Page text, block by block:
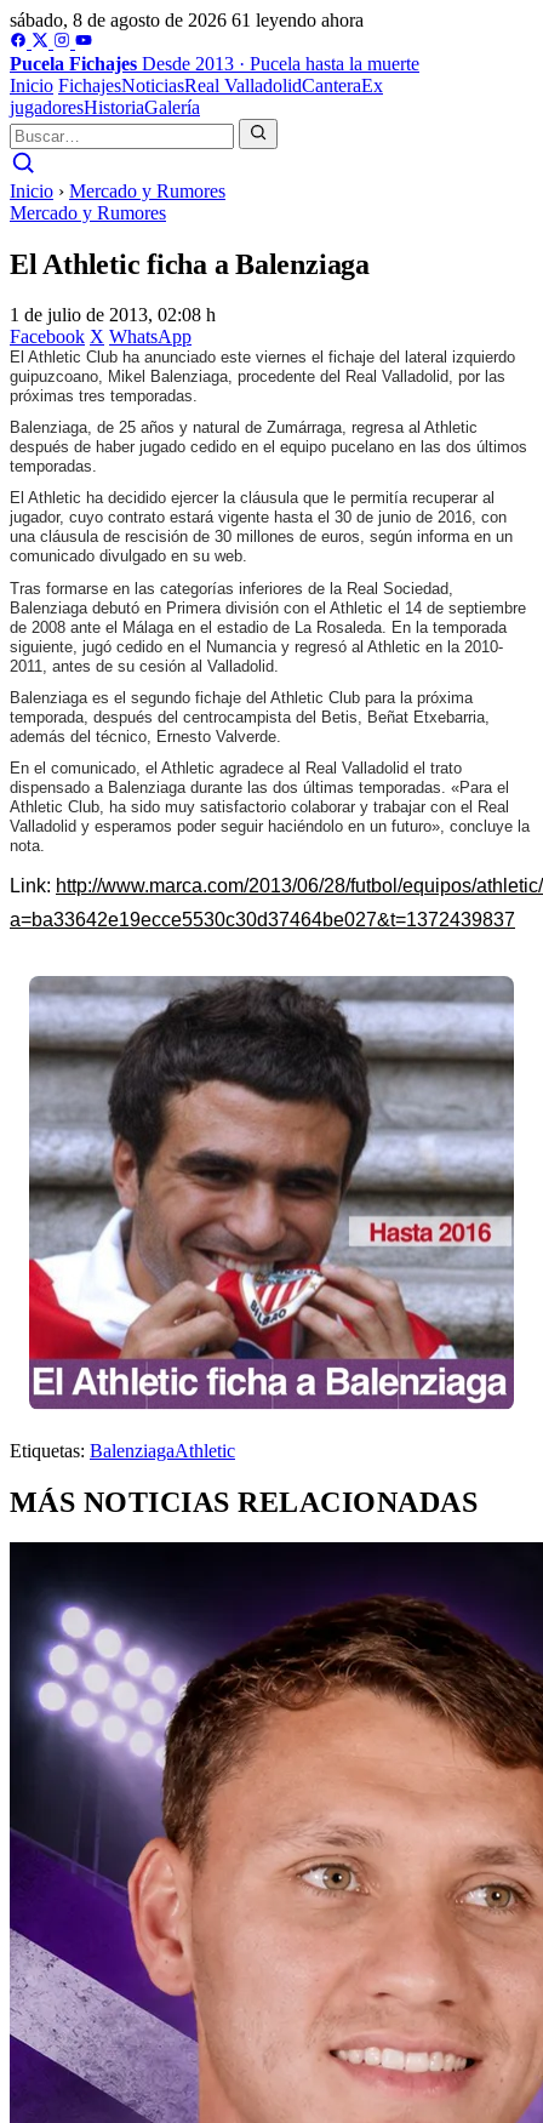
sábado, 8 de agosto de 2026 61 leyendo ahora
Pucela Fichajes Desde 2013 · Pucela hasta la muerte
Inicio FichajesNoticiasReal ValladolidCanteraEx
jugadoresHistoriaGalería
Inicio › Mercado y Rumores
Mercado y Rumores
El Athletic ficha a Balenziaga
1 de julio de 2013, 02:08 h
Facebook X WhatsApp
El Athletic Club ha anunciado este viernes el fichaje del lateral izquierdo
guipuzcoano, Mikel Balenziaga, procedente del Real Valladolid, por las
próximas tres temporadas.
Balenziaga, de 25 años y natural de Zumárraga, regresa al Athletic
después de haber jugado cedido en el equipo pucelano en las dos últimos
temporadas.
El Athletic ha decidido ejercer la cláusula que le permitía recuperar al
jugador, cuyo contrato estará vigente hasta el 30 de junio de 2016, con
una cláusula de rescisión de 30 millones de euros, según informa en un
comunicado divulgado en su web.
Tras formarse en las categorías inferiores de la Real Sociedad,
Balenziaga debutó en Primera división con el Athletic el 14 de septiembre
de 2008 ante el Málaga en el estadio de La Rosaleda. En la temporada
siguiente, jugó cedido en el Numancia y regresó al Athletic en la 2010-
2011, antes de su cesión al Valladolid.
Balenziaga es el segundo fichaje del Athletic Club para la próxima
temporada, después del centrocampista del Betis, Beñat Etxebarria,
además del técnico, Ernesto Valverde.
En el comunicado, el Athletic agradece al Real Valladolid el trato
dispensado a Balenziaga durante las dos últimas temporadas. «Para el
Athletic Club, ha sido muy satisfactorio colaborar y trabajar con el Real
Valladolid y esperamos poder seguir haciéndolo en un futuro», concluye la
nota.
Link: http://www.marca.com/2013/06/28/futbol/equipos/
a=ba33642e19ecce5530c30d37464be027&t=1372439837
Etiquetas: BalenziagaAthletic
MÁS NOTICIAS RELACIONADAS